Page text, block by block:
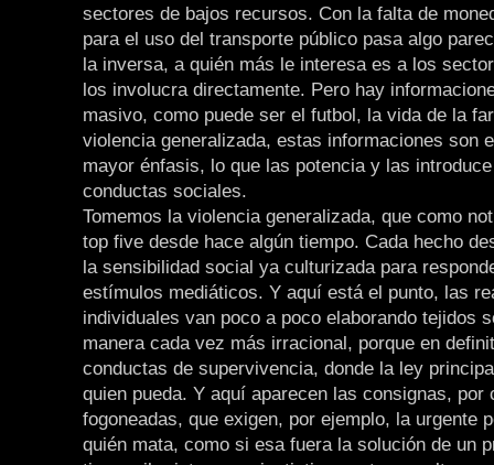
sectores de bajos recursos. Con la falta de
para el uso del transporte público pasa algo
la inversa, a quién más le interesa es a los
los involucra directamente. Pero hay
masivo, como puede ser el futbol, la vida de la
violencia generalizada, estas informaciones son
mayor énfasis, lo que las potencia y las
conductas sociales.
Tomemos la violencia generalizada, que como
top five desde hace algún tiempo. Cada hecho
la sensibilidad social ya culturizada para
estímulos mediáticos. Y aquí está el punto, las
individuales van poco a poco elaborando tejidos
manera cada vez más irracional, porque en
conductas de supervivencia, donde la ley
quien pueda. Y aquí aparecen las consignas, por
fogoneadas, que exigen, por ejemplo, la urgente
quién mata, como si esa fuera la solución de un